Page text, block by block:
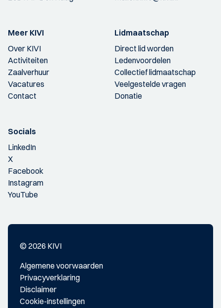
Meer KIVI
Over KIVI
Activiteiten
Zaalverhuur
Vacatures
Contact
Lidmaatschap
Direct lid worden
Ledenvoordelen
Collectief lidmaatschap
Veelgestelde vragen
Donatie
Socials
LinkedIn
X
Facebook
Instagram
YouTube
© 2026 KIVI
Algemene voorwaarden
Privacyverklaring
Disclaimer
Cookie-instellingen